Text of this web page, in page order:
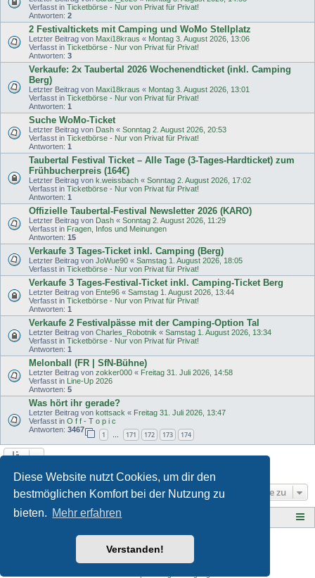
Diese Website nutzt Cookies, um dir den
bestmöglichen Komfort bei der Nutzung zu
bieten. Mehr erfahren
Verstanden!
Verfasst in Ticketbörse - Nur von Privat für Privat!
Antworten: 2
2 Festivaltickets mit Camping und WoMo Stellplatz
Letzter Beitrag von Maxi18kraus « Montag 3. August 2026, 13:06
Verfasst in Ticketbörse - Nur von Privat für Privat!
Antworten: 3
Verkaufe: 2x Taubertal 2026 Wochenendticket (inkl. Camping
Berg)
Letzter Beitrag von Maxi18kraus « Montag 3. August 2026, 13:01
Verfasst in Ticketbörse - Nur von Privat für Privat!
Antworten: 1
Suche WoMo-Ticket
Letzter Beitrag von Dash « Sonntag 2. August 2026, 20:53
Verfasst in Ticketbörse - Nur von Privat für Privat!
Antworten: 1
Taubertal Festival Ticket – Alle Tage (3-Tages-Hardticket) zum
Frühbucherpreis (164€)
Letzter Beitrag von k.weissbach « Sonntag 2. August 2026, 17:02
Verfasst in Ticketbörse - Nur von Privat für Privat!
Antworten: 1
Offizielle Taubertal-Festival Newsletter 2026 (KARO)
Letzter Beitrag von Dash « Sonntag 2. August 2026, 11:29
Verfasst in Fragen, Infos und Meinungen
Antworten: 15
Verkaufe 3 Tages-Ticket inkl. Camping (Berg)
Letzter Beitrag von JoWue90 « Samstag 1. August 2026, 18:05
Verfasst in Ticketbörse - Nur von Privat für Privat!
Verkaufe 3 Tages-Festival-Ticket inkl. Camping-Ticket Berg
Letzter Beitrag von Ente96 « Samstag 1. August 2026, 13:44
Verfasst in Ticketbörse - Nur von Privat für Privat!
Antworten: 1
Verkaufe 2 Festivalpässe mit der Camping-Option Tal
Letzter Beitrag von Charles_Robotnik « Samstag 1. August 2026, 13:34
Verfasst in Ticketbörse - Nur von Privat für Privat!
Antworten: 1
Melonball (FR | SfN-Bühne)
Letzter Beitrag von zokker000 « Freitag 31. Juli 2026, 14:58
Verfasst in Line-Up 2026
Antworten: 5
Was hört ihr gerade?
Letzter Beitrag von kottsack « Freitag 31. Juli 2026, 13:47
Verfasst in O f f - T o p i c
Antworten: 3467
1 … 171 172 173 174
Gehe zu
Tauberplanscher-Forum.de
Zuma Portal
Powered byphpBB® Forum Software © phpBB Limited
phpBB.de